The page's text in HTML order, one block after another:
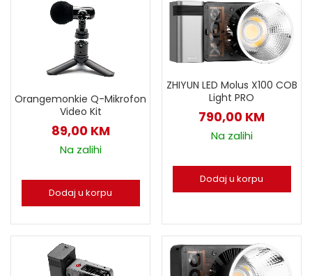
Orangemonkie Q-Mikrofon
Video Kit
89,00 KM
Na zalihi
Dodaj u korpu
ZHIYUN LED Molus X100 COB
Light PRO
790,00 KM
Na zalihi
Dodaj u korpu